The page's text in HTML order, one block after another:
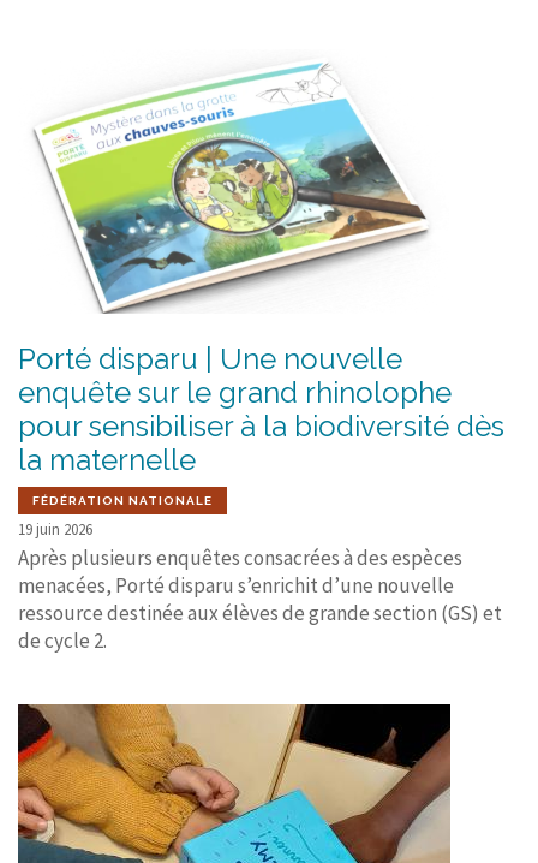
Porté disparu | Une nouvelle
enquête sur le grand rhinolophe
pour sensibiliser à la biodiversité dès
la maternelle
FÉDÉRATION NATIONALE
19 juin 2026
Après plusieurs enquêtes consacrées à des espèces
menacées, Porté disparu s’enrichit d’une nouvelle
ressource destinée aux élèves de grande section (GS) et
de cycle 2.